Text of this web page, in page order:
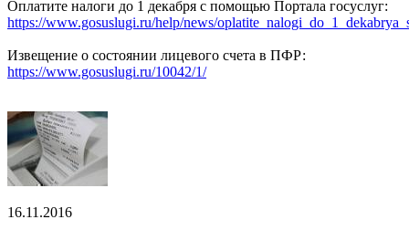
Оплатите налоги до 1 декабря с помощью Портала госуслуг:
https://www.gosuslugi.ru/help/news/
Извещение о состоянии лицевого счета в ПФР:
https://www.gosuslugi.ru/10042/1/
16.11.2016